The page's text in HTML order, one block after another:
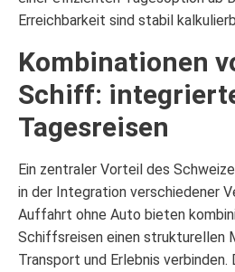
Erreichbarkeit sind stabil
Kombinationen
Schiff:
Tagesreisen
Ein zentraler Vorteil des
in der Integration verschiedener
Auffahrt ohne Auto bieten
Schiffsreisen einen strukturellen
Transport und Erlebnis verbinden.